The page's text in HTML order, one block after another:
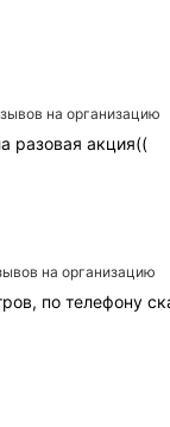
на организацию
разовая акция((
на организацию
по телефону